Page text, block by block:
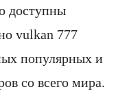
доступны
vulkan 777
популярных и
со всего мира.